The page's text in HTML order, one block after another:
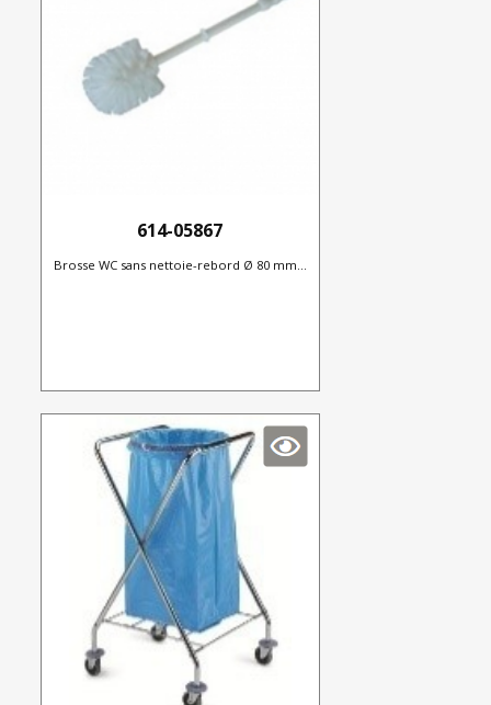
614-05867
Brosse WC sans nettoie-rebord Ø 80 mm...